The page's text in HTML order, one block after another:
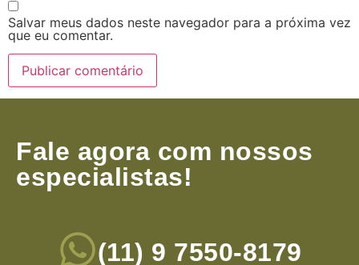
Salvar meus dados neste navegador para a próxima vez
que eu comentar.
Fale agora com nossos
especialistas!
(11) 9 7550-8179